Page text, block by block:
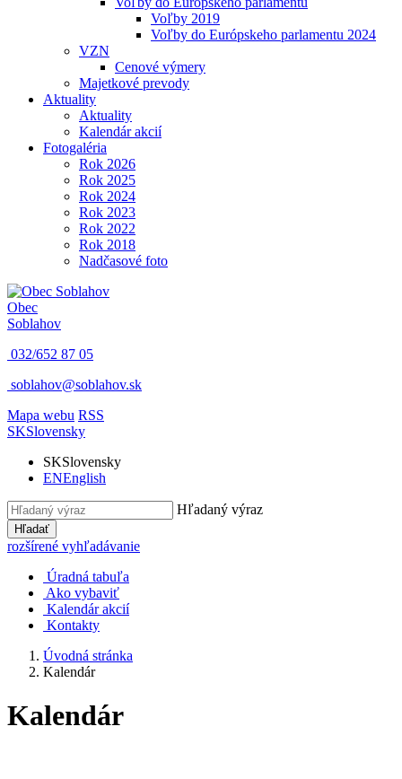
Voľby 2019
Voľby do Európskeho parlamentu 2024
VZN
Cenové výmery
Majetkové prevody
Aktuality
Aktuality
Kalendár akcií
Fotogaléria
Rok 2026
Rok 2025
Rok 2024
Rok 2023
Rok 2022
Rok 2018
Nadčasové foto
Obec
Soblahov
032/652 87 05
soblahov@soblahov.sk
Mapa webu RSS
SKSlovensky
SKSlovensky
ENEnglish
Hľadaný výraz
Hľadať
rozšírené vyhľadávanie
Úradná tabuľa
Ako vybaviť
Kalendár akcií
Kontakty
Úvodná stránka
Kalendár
Kalendár